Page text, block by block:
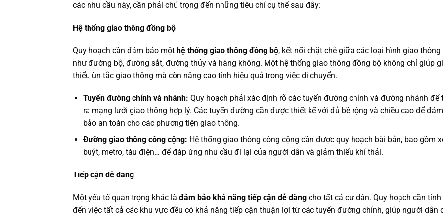
các nhu cầu này, cần phải chú trọng đến những tiêu chí cụ thể sau đây:
Hệ thống giao thông đồng bộ
Quy hoạch cần đảm bảo một hệ thống giao thông đồng bộ, kết nối chặt chẽ giữa các loại hình giao thông
như đường bộ, đường sắt, đường thủy và hàng không. Một hệ thống giao thông đồng bộ không chỉ giúp
thiểu ùn tắc giao thông mà còn nâng cao tính hiệu quả trong việc di chuyển.
Tuyến đường chính và nhánh: Quy hoạch phải xác định rõ các tuyến đường chính và đường nhánh để
ra mạng lưới giao thông hợp lý. Các tuyến đường cần được thiết kế với đủ bề rộng và chiều cao để đảm
bảo an toàn cho các phương tiện giao thông.
Đường giao thông công cộng: Hệ thống giao thông công cộng cần được quy hoạch bài bản, bao gồm
buýt, metro, tàu điện… để đáp ứng nhu cầu đi lại của người dân và giảm thiểu khí thải.
Tiếp cận dễ dàng
Một yếu tố quan trọng khác là đảm bảo khả năng tiếp cận dễ dàng cho tất cả cư dân. Quy hoạch cần tính
đến việc tất cả các khu vực đều có khả năng tiếp cận thuận lợi từ các tuyến đường chính, giúp người dân